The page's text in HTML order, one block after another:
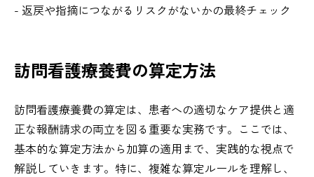
- 返戻や指摘につながるリスクがないかの最終チェック
訪問看護療養費の算定方法
訪問看護療養費の算定は、患者への適切なケア提供と適
正な報酬請求の両立を図る重要な実務です。ここでは、
基本的な算定方法から加算の適用まで、実践的な視点で
解説していきます。特に、複雑な算定ルールを理解し、